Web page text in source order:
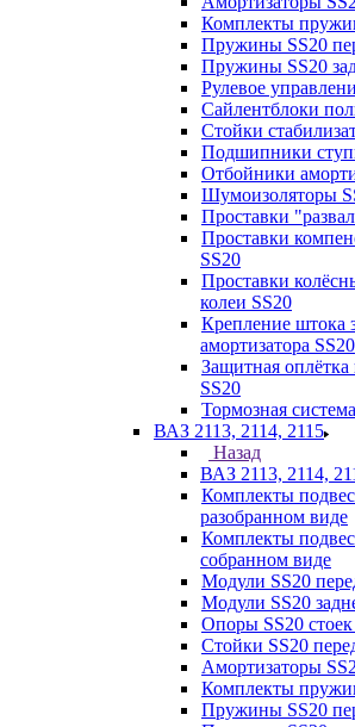
Комплекты
Пружины SS20
Пружины SS20
Рулевое
Сайлентблоки
Стойки
Подшипники
Отбойники
Шумоизоляторы
Проставки
Проставки
SS20
Проставки
колеи SS20
Крепление штока
амортизатора SS20
Защитная
SS20
Тормозная
ВАЗ 2113, 2114, 2115
Назад
ВАЗ 2113, 2114,
Комплекты
разобранном виде
Комплекты
собранном виде
Модули SS20
Модули SS20
Опоры SS20
Стойки SS20
Амортизаторы
Комплекты
Пружины SS20